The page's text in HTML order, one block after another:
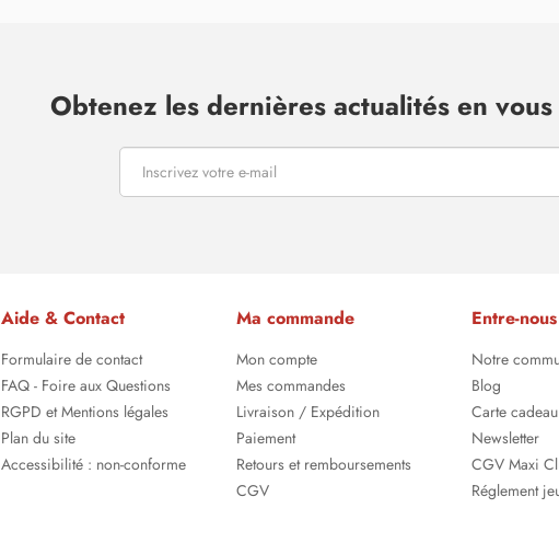
Obtenez les dernières actualités en
Aide & Contact
Formulaire de contact
FAQ - Foire aux Questions
RGPD et Mentions légales
Plan du site
Accessibilité : non-conforme
Ma commande
Mon compte
Mes commandes
Livraison / Expédition
Paiement
Retours et remboursements
CGV
Entre-nous
Notre
Blog
Carte cadeau
Newsletter
CGV Maxi
Réglement